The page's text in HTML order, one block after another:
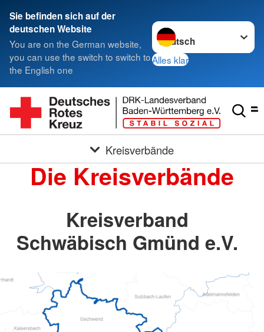
Sie befinden sich auf der
deutschen Website
You are on the German website,
you can use the switch to switch to
the English one
Sprache wechseln zu
Alles klar
Kreisverbände
Die Kreisverbände
Kreisverband
Schwäbisch Gmünd e.V.